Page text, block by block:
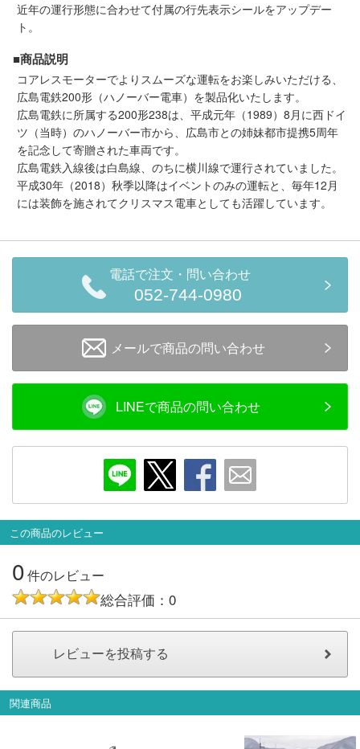
鉄道模型の情報 商品レビュー
メルマガ登録
Infomation
ご注文方法
ヘルプページ
お問い合せ
ログイン/マイページ
お気に入りリスト
新規会員登録
会員ランクについて
レビューについて
近年の運行形態に合わせて付属の行先表示シールをアップデー
ト。
■商品説明
コアレスモーターでよりスムーズな運転をお楽しみいただける、
広島電鉄200形（ハノーバー電車）を製品化いたします。
広島電鉄に所属する200形238は、平成元年（1989）8月に西ドイ
ツ（当時）のハノーバー市から、広島市との姉妹都市提携5周年
を記念して寄贈された車両です。
広島電鉄入線後は白島線、のちに横川線で運行されていました。
平成30年（2018）秋季以降はイベントのみの運転と、毎年12月
には装飾を施されてクリスマス電車としても活躍しています。
電話で注文・問い合わせ
052-744-0980
メールで商品の問い合わせ
LINEで商品の問い合わせ
この商品のレビュー
0件のレビュー
総合評価：0
関連商品